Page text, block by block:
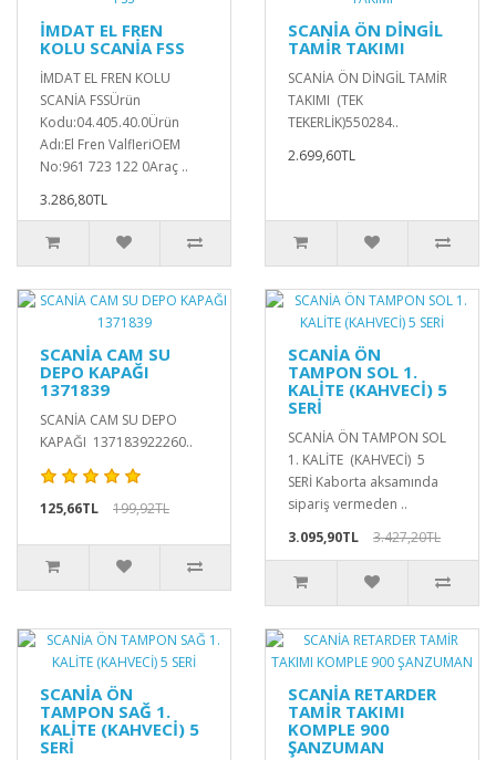
İMDAT EL FREN
KOLU SCANİA FSS
İMDAT EL FREN KOLU
SCANİA FSSÜrün
Kodu:04.405.40.0Ürün
Adı:El Fren ValfleriOEM
No:961 723 122 0Araç ..
3.286,80TL
SCANİA ÖN DİNGİL
TAMİR TAKIMI
SCANİA ÖN DİNGİL TAMİR
TAKIMI (TEK
TEKERLİK)550284..
2.699,60TL
SCANİA CAM SU
DEPO KAPAĞI
1371839
SCANİA CAM SU DEPO
KAPAĞI 137183922260..
125,66TL 199,92TL
SCANİA ÖN
TAMPON SOL 1.
KALİTE (KAHVECİ) 5
SERİ
SCANİA ÖN TAMPON SOL
1. KALİTE (KAHVECİ) 5
SERİ Kaborta aksamında
sipariş vermeden ..
3.095,90TL
3.427,20TL
SCANİA ÖN
TAMPON SAĞ 1.
KALİTE (KAHVECİ) 5
SERİ
SCANİA RETARDER
TAMİR TAKIMI
KOMPLE 900
ŞANZUMAN